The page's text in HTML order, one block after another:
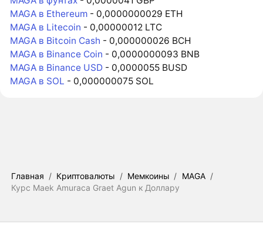
MAGA в Ethereum - 0,0000000029 ETH
MAGA в Litecoin - 0,00000012 LTC
MAGA в Bitcoin Cash - 0,000000026 BCH
MAGA в Binance Coin - 0,0000000093 BNB
MAGA в Binance USD - 0,0000055 BUSD
MAGA в SOL - 0,000000075 SOL
Главная / Криптовалюты / Мемкоины / MAGA /
Курс Maek Amuraca Graet Agun к Доллару